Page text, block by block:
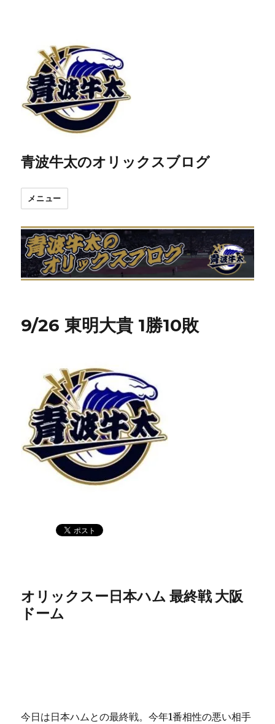
青波牛太のオリックスブログ
メニュー
9/26 東明大貴 1勝10敗
オリックスー日本ハム 最終戦 大阪
ドーム
今日は日本ハムとの最終戦。今年1番相性の悪い相手